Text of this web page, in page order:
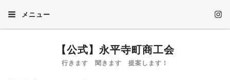
メニュー
【公式】永平寺町商工会
行きます 聞きます 提案します！